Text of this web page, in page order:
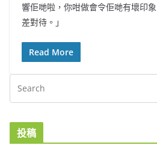
響佢哋啦，你咁做會令佢哋有壞印
差對待。」
Read More
投稿